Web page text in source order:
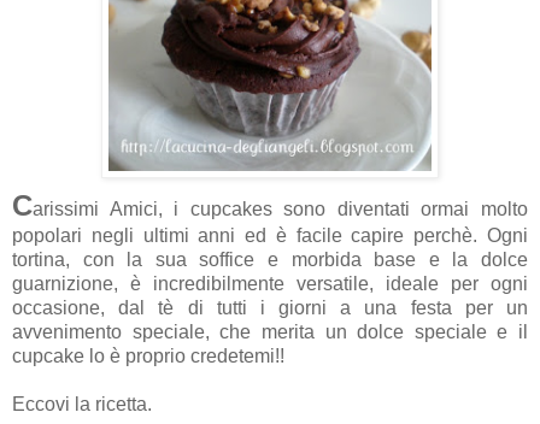
Carissimi Amici, i cupcakes sono diventati ormai molto
popolari negli ultimi anni ed è facile capire perchè. Ogni
tortina, con la sua soffice e morbida base e la dolce
guarnizione, è incredibilmente versatile, ideale per ogni
occasione, dal tè di tutti i giorni a una festa per un
avvenimento speciale, che merita un dolce speciale e il
cupcake lo è proprio credetemi!!
Eccovi la ricetta.